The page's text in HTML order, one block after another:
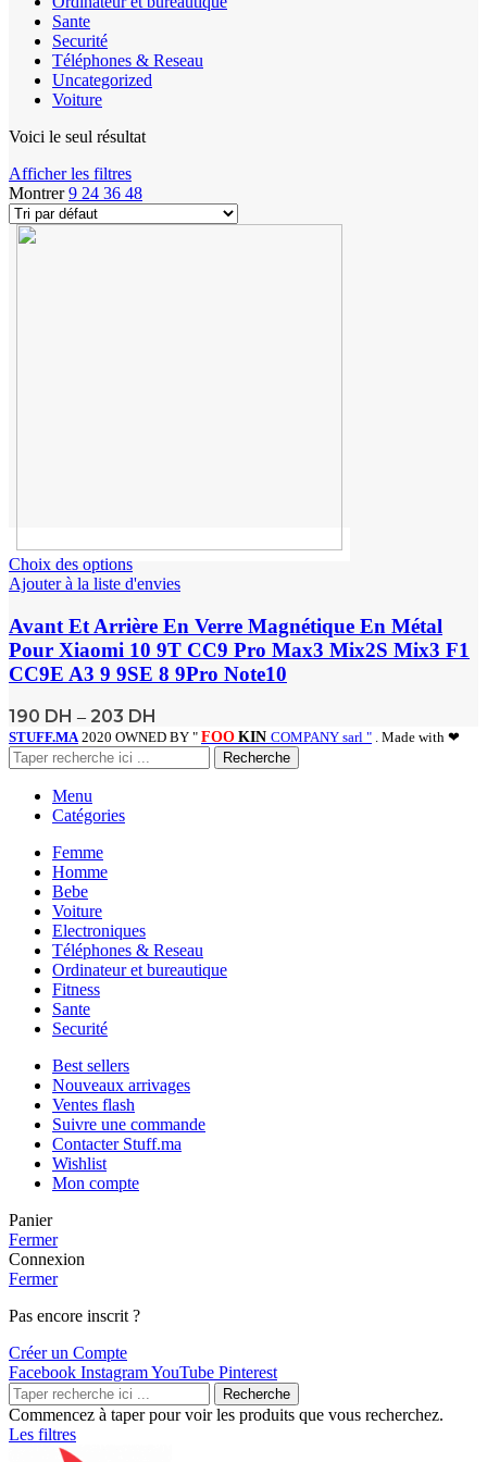
Sante
Securité
Téléphones & Reseau
Uncategorized
Voiture
Voici le seul résultat
Afficher les filtres
Montrer9 24 36 48
Choix des options
Ajouter à la liste d'envies
Avant Et Arrière En Verre Magnétique En Métal
Pour Xiaomi 10 9T CC9 Pro Max3 Mix2S Mix3 F1
CC9E A3 9 9SE 8 9Pro Note10
190 DH – 203 DH
STUFF.MA 2020 OWNED BY " FOO KIN COMPANY sarl " . Made with ❤
Recherche
Menu
Catégories
Femme
Homme
Bebe
Voiture
Electroniques
Téléphones & Reseau
Ordinateur et bureautique
Fitness
Sante
Securité
Best sellers
Nouveaux arrivages
Ventes flash
Suivre une commande
Contacter Stuff.ma
Wishlist
Mon compte
Panier
Fermer
Connexion
Fermer
Pas encore inscrit ?
Créer un Compte
Facebook InstagramYouTube Pinterest
Recherche
Commencez à taper pour voir les produits que vous recherchez.
Les filtres